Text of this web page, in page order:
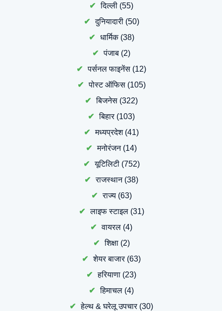
दिल्ली (55)
दुनियादारी(50)
धार्मिक(38)
पंजाब (2)
पर्सनल फाइनेंस (12)
पोस्ट ऑफिस(105)
बिजनेस (322)
बिहार(103)
मध्यप्रदेश(41)
मनोरंजन(14)
यूटिलिटी(752)
राजस्थान(38)
राज्य(63)
लाइफ स्टाइल(31)
वायरल (4)
शिक्षा(2)
शेयर बाजार(63)
हरियाणा (23)
हिमाचल (4)
हेल्थ & घरेलू उपचार(30)